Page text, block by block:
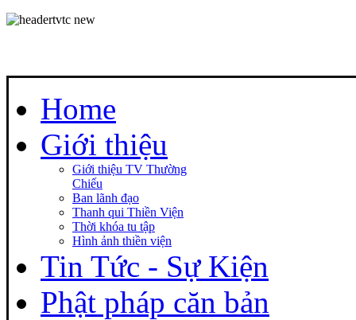
Home
Giới thiệu
Giới thiệu TV Thường
Chiếu
Ban lãnh đạo
Thanh qui Thiền Viện
Thời khóa tu tập
Hình ảnh thiền viện
Tin Tức - Sự Kiện
Phật pháp căn bản